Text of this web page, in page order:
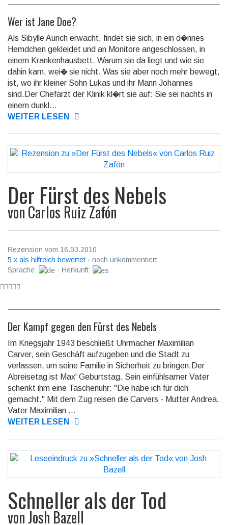
Wer ist Jane Doe?
Als Sibylle Aurich erwacht, findet sie sich, in ein d�nnes
Hemdchen gekleidet und an Monitore angeschlossen, in
einem Krankenhausbett. Warum sie da liegt und wie sie
dahin kam, wei� sie nicht. Was sie aber noch mehr bewegt,
ist, wo ihr kleiner Sohn Lukas und ihr Mann Johannes
sind.Der Chefarzt der Klinik kl�rt sie auf: Sie sei nachts in
einem dunkl...
WEITER LESEN
Der Fürst des Nebels
vonCarlos Ruiz Zafón
Rezension vom 16.03.2010
5 x als hilfreich bewertet · noch unkommentiert
Sprache:
· Herkunft:
Der Kampf gegen den Fürst des Nebels
Im Kriegsjahr 1943 beschließt Uhrmacher Maximilian
Carver, sein Geschäft aufzugeben und die Stadt zu
verlassen, um seine Familie in Sicherheit zu bringen.Der
Abreisetag ist Max' Geburtstag. Sein einfühlsamer Vater
schenkt ihm eine Taschenuhr: "Die habe ich für dich
gemacht." Mit dem Zug reisen die Carvers - Mutter Andrea,
Vater Maximilian ...
WEITER LESEN
Schneller als der Tod
vonJosh Bazell